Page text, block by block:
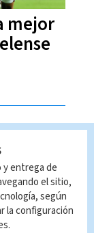
mejor
y entrega de
el sitio,
según
la configuración